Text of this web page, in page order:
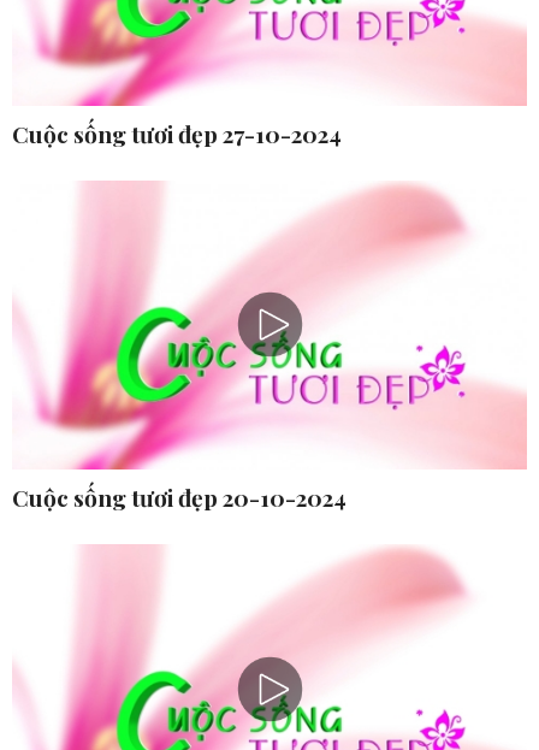
Cuộc sống tươi đẹp 27-10-2024
Cuộc sống tươi đẹp 20-10-2024